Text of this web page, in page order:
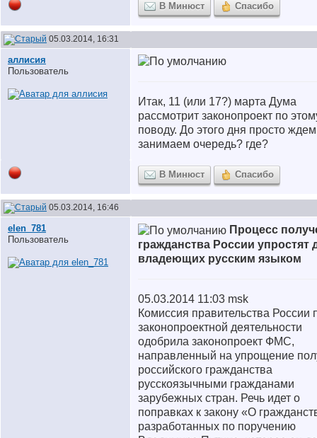
В Минюст Спасибо
05.03.2014, 16:31
аллисия
Пользователь
Итак, 11 (или 17?) марта Дума
рассмотрит законопроект по
поводу. До этого дня просто
занимаем очередь? где?
В Минюст Спасибо
05.03.2014, 16:46
elen_781
Пользователь
Процесс
гражданства России упростят
владеющих русским языком
05.03.2014 11:03 msk
Комиссия правительства России
законопроектной деятельности
одобрила законопроект ФМС,
направленный на упрощение
российского гражданства
русскоязычными гражданами
зарубежных стран. Речь идет о
поправках к закону «О
разработанных по поручению